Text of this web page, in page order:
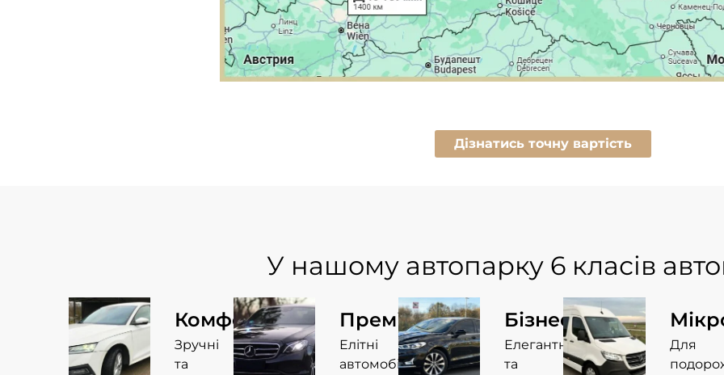
Дізнатись точну вартість
У нашому автопарку 6 класів
Комфорт
Зручні
та
Преміум
Елітні
автомобілі
Бізнес
Елегантні
та
Для